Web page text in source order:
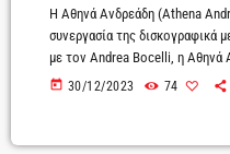
Η Aθηνά Ανδρεάδη (Athena
συνεργασία της δισκογραφικά
με τον Andrea Bocelli, η Αθηνά
εκπλήσσει ξανά, με την
θρησκεία και την καταγωγή,
today 30/12/2023 74